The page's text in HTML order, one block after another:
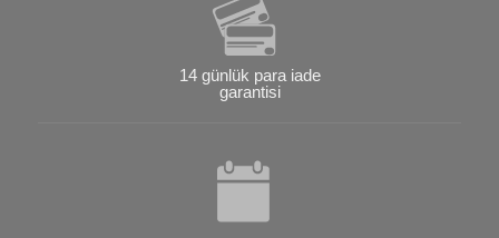
14 günlük para iade
garantisi